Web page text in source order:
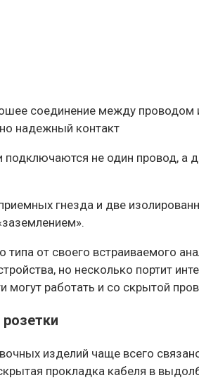
соединение между проводом
надежный контакт
не один провод, а
гнезда и две
от своего встраиваемого
но несколько портит
могут работать и со скрытой
изделий чаще всего
прокладка кабеля в